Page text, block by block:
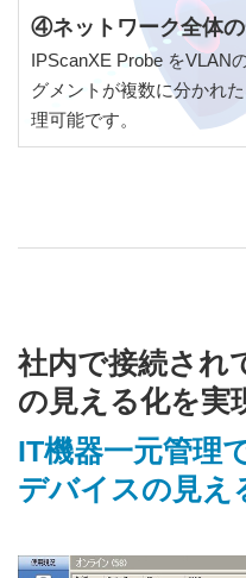
④ネットワーク全体
IPScanXE Probe をVLAN
グメントが複数に分かれ
理可能です。
社内で接続され
の見える化を実
IT機器一元管理
デバイスの見え